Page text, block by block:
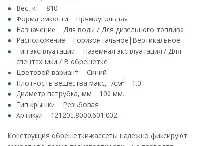
Вес, кг 810
Форма емкости Прямоугольная
Назначение Для воды / Для дизельного топлива
Расположение Горизонтальное|Вертикальное
Тип эксплуатации Наземная эксплуатация / Для
спецтехники / В обрешетке
Цветовой вариант Синий
Плотность вещества макс, г/см³ 1.0
Диаметр патрубка, мм 100 мм.
Тип крышки Резьбовая
Артикул 121203.8000.601.002
Конструкция обрешетки-кассеты надежно фиксируют